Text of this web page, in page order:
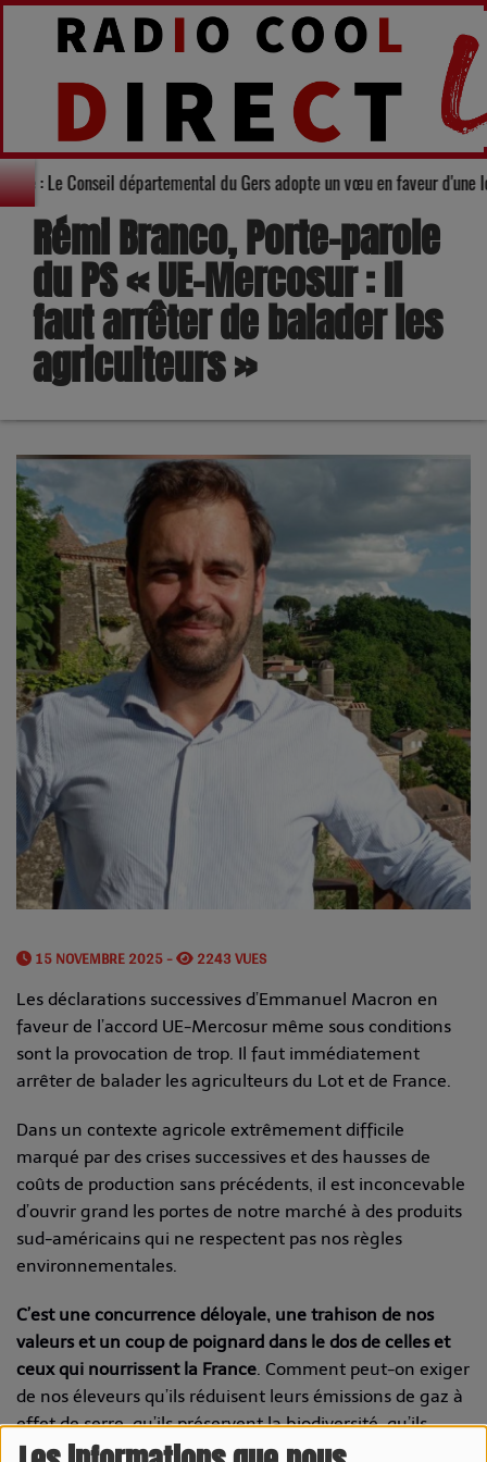
Solidarité : Le Conseil départemental du Gers adopte un vœu en
Rémi Branco, Porte-parole
du PS « UE-Mercosur : Il
faut arrêter de balader les
agriculteurs »
15 NOVEMBRE 2025 - 2243 VUES
Les déclarations successives d’Emmanuel Macron en
faveur de l’accord UE-Mercosur même sous conditions
sont la provocation de trop. Il faut immédiatement
arrêter de balader les agriculteurs du Lot et de France.
Dans un contexte agricole extrêmement difficile
marqué par des crises successives et des hausses de
coûts de production sans précédents, il est inconcevable
d’ouvrir grand les portes de notre marché à des produits
sud-américains qui ne respectent pas nos règles
environnementales.
C’est une concurrence déloyale, une trahison de nos
valeurs et un coup de poignard dans le dos de celles et
ceux qui nourrissent la France. Comment peut-on exiger
de nos éleveurs qu’ils réduisent leurs émissions de gaz à
effet de serre, qu’ils préservent la biodiversité, qu’ils
garantissent le bien-être animal tout en leur